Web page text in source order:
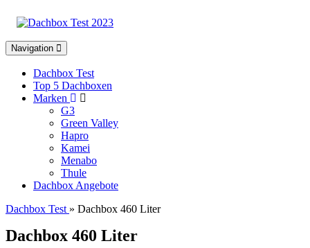
Toggle
navigation
Navigation
Dachbox Test
Top 5 Dachboxen
Marken
G3
Green Valley
Hapro
Kamei
Menabo
Thule
Dachbox Angebote
Dachbox Test » Dachbox 460 Liter
Dachbox 460 Liter